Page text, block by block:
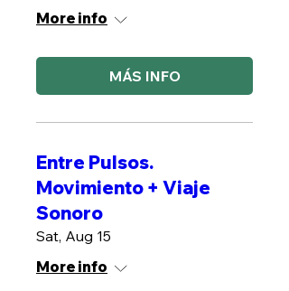
More info
MÁS INFO
Entre Pulsos.
Movimiento + Viaje
Sonoro
Sat, Aug 15
More info